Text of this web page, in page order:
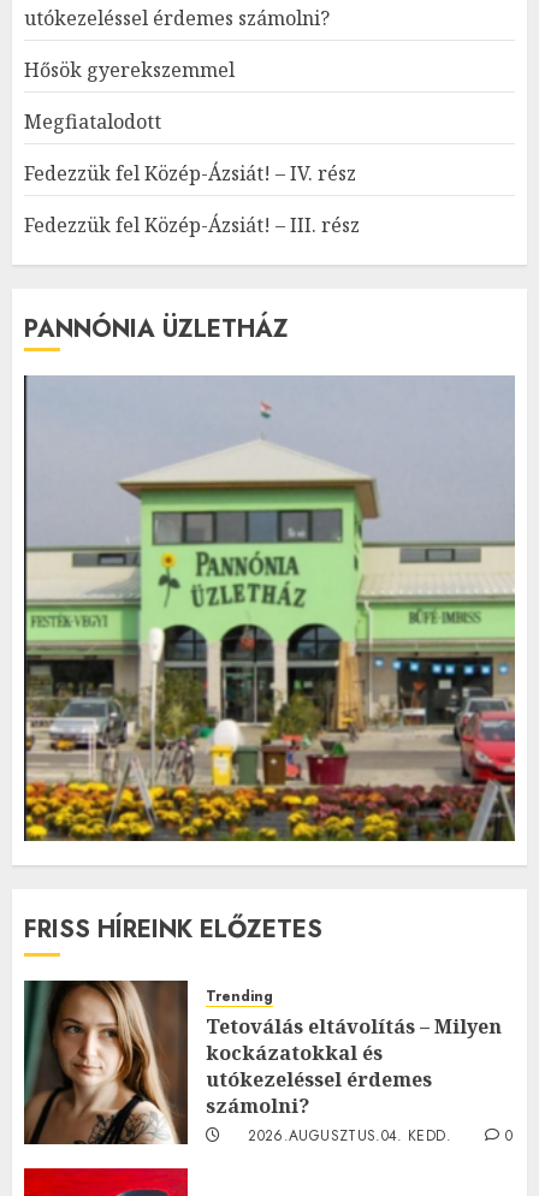
utókezeléssel érdemes számolni?
Hősök gyerekszemmel
Megfiatalodott
Fedezzük fel Közép-Ázsiát! – IV. rész
Fedezzük fel Közép-Ázsiát! – III. rész
PANNÓNIA ÜZLETHÁZ
FRISS HÍREINK ELŐZETES
Trending
Tetoválás eltávolítás – Milyen
kockázatokkal és
utókezeléssel érdemes
számolni?
2026.AUGUSZTUS.04. KEDD.
0